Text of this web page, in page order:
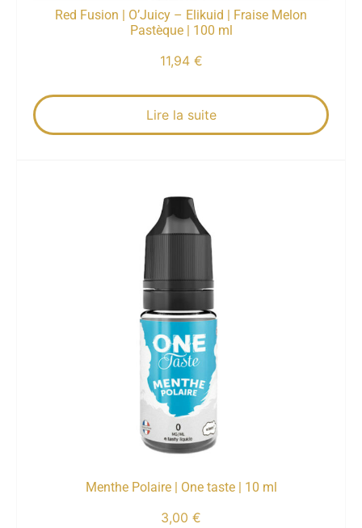
Red Fusion | O’Juicy – Elikuid | Fraise Melon
Pastèque | 100 ml
11,94 €
Lire la suite
Menthe Polaire | One taste | 10 ml
3,00 €